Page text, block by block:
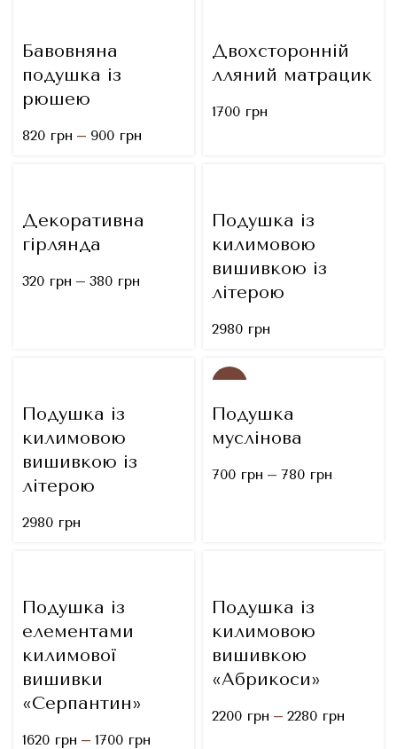
Бавовняна
подушка із
рюшею
820 грн – 900 грн
Двохсторонній
лляний матрацик
1700 грн
Декоративна
гірлянда
320 грн – 380 грн
Подушка із
килимовою
вишивкою із
літерою
2980 грн
Подушка із
килимовою
вишивкою із
літерою
2980 грн
Подушка
муслінова
700 грн – 780 грн
Подушка із
елементами
килимової
вишивки
«Серпантин»
1620 грн – 1700 грн
Подушка із
килимовою
вишивкою
«Абрикоси»
2200 грн – 2280 грн